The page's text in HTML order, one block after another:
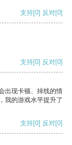
支持[0] 反对[0]
支持[0] 反对[0]
出现卡顿、掉线的情
我的游戏水平提升了
支持[0] 反对[0]